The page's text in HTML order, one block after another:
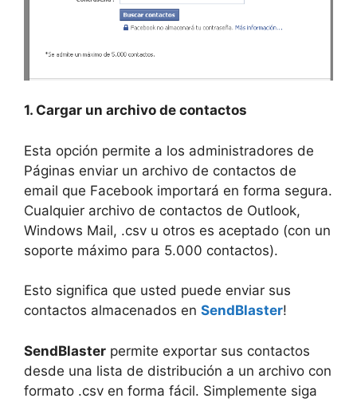
1. Cargar un archivo de contactos
Esta opción permite a los administradores de
Páginas enviar un archivo de contactos de
email que Facebook importará en forma segura.
Cualquier archivo de contactos de Outlook,
Windows Mail, .csv u otros es aceptado (con un
soporte máximo para 5.000 contactos).
Esto significa que usted puede enviar sus
contactos almacenados en SendBlaster!
SendBlaster permite exportar sus contactos
desde una lista de distribución a un archivo con
formato .csv en forma fácil. Simplemente siga